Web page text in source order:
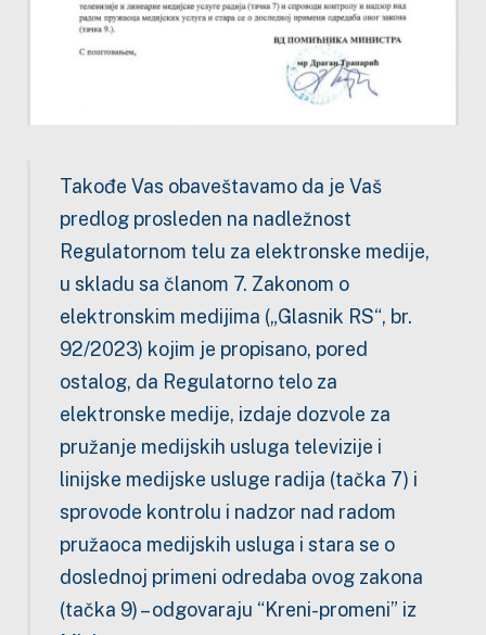
Takođe Vas obaveštavamo da je Vaš
predlog prosleden na nadležnost
Regulatornom telu za elektronske medije,
u skladu sa članom 7. Zakonom o
elektronskim medijima („Glasnik RS“, br.
92/2023) kojim je propisano, pored
ostalog, da Regulatorno telo za
elektronske medije, izdaje dozvole za
pružanje medijskih usluga televizije i
linijske medijske usluge radija (tačka 7) i
sprovode kontrolu i nadzor nad radom
pružaoca medijskih usluga i stara se o
doslednoj primeni odredaba ovog zakona
(tačka 9) – odgovaraju “Kreni-promeni” iz